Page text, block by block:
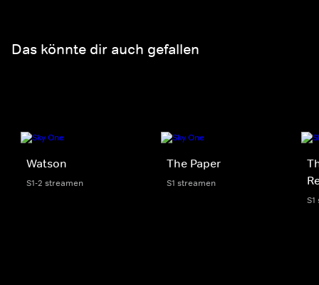
Das könnte dir auch gefallen
Watson
S1-2 streamen
The Paper
S1 streamen